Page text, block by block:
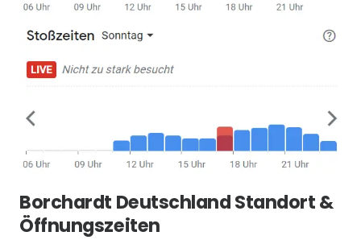
Borchardt Deutschland Standort &
Öffnungszeiten